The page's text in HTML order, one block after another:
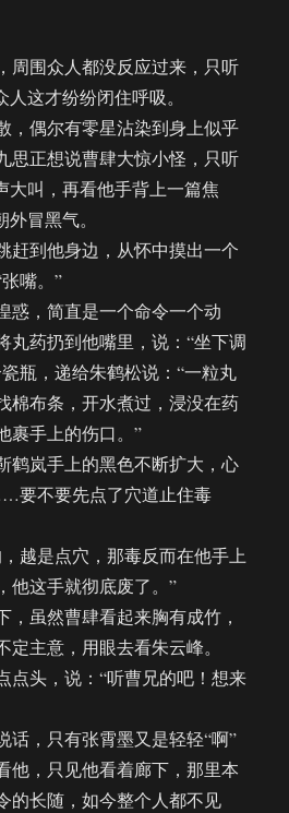
围众人都没反应过来，只听
这才纷纷闭住呼吸。
偶尔有零星沾染到身上似乎
思正想说曹肆大惊小怪，只听
大叫，再看他手背上一篇焦
冒黑气。
到他身边，从怀中摸出一个
嘴。”
，简直是一个命令一个动
丸药扔到他嘴里，说：“坐下调
瓶，递给朱鹤松说：“一粒丸
棉布条，开水煮过，浸没在药
裹手上的伤口。”
岚手上的黑色不断扩大，心
要不要先点了穴道止住毒
是点穴，那毒反而在他手上
他这手就彻底废了。”
虽然曹肆看起来胸有成竹，
主意，用眼去看朱云峰。
头，说：“听曹兄的吧！想来
，只有张霄墨又是轻轻“啊”
他，只见他看着廊下，那里本
的长随，如今整个人都不见